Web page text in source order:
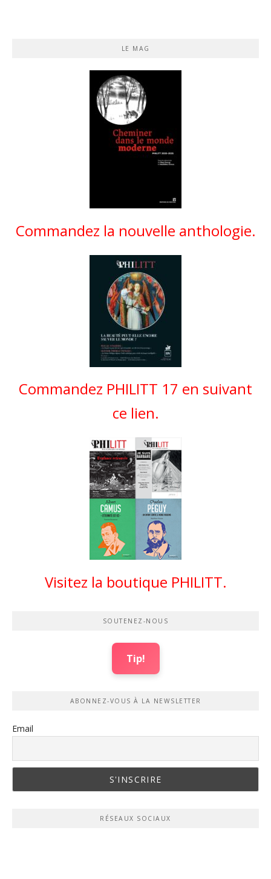
LE MAG
Commandez la nouvelle anthologie.
Commandez PHILITT 17 en suivant
ce lien.
Visitez la boutique PHILITT.
SOUTENEZ-NOUS
Tip!
ABONNEZ-VOUS À LA NEWSLETTER
Email
RÉSEAUX SOCIAUX